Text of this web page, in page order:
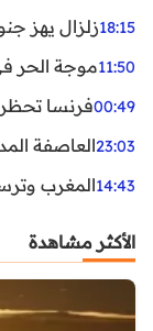
18:15زلزال يهز
11:50موجة الحر في
00:49فرنسا تحظر
23:03العاصفة
14:43المغرب
الأكثر مشاهدة